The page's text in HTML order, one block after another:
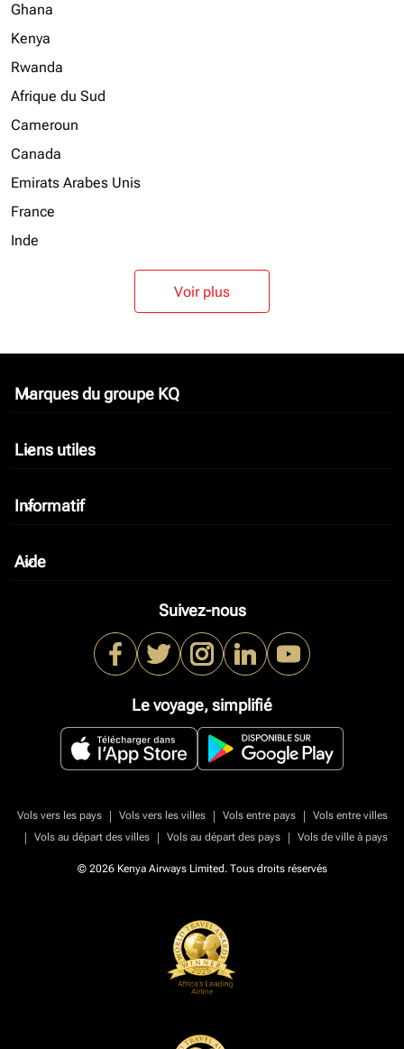
Ghana
Kenya
Rwanda
Afrique du Sud
Cameroun
Canada
Emirats Arabes Unis
France
Inde
Voir plus
Marques du groupe KQ
keyboard_arrow_down
Liens utiles
keyboard_arrow_down
Informatif
keyboard_arrow_down
Aide
keyboard_arrow_down
Suivez-nous
Le voyage, simplifié
Vols vers les pays | Vols vers les villes | Vols entre pays |
Vols entre villes
|
Vols au départ des villes | Vols au départ des pays | Vols de ville à pays
© 2026 Kenya Airways Limited. Tous droits réservés